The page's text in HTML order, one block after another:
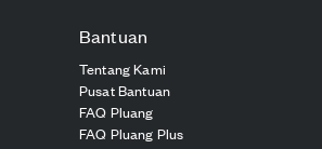
Bantuan
Tentang Kami
Pusat Bantuan
FAQ Pluang
FAQ Pluang Plus